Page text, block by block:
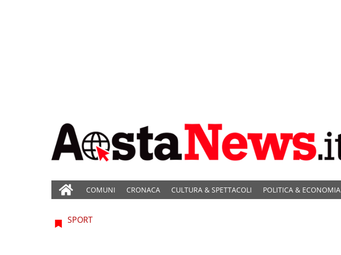
COMUNI CRONACA CULTURA & SPETTACOLI POLITICA & ECONOMIA
SPORT